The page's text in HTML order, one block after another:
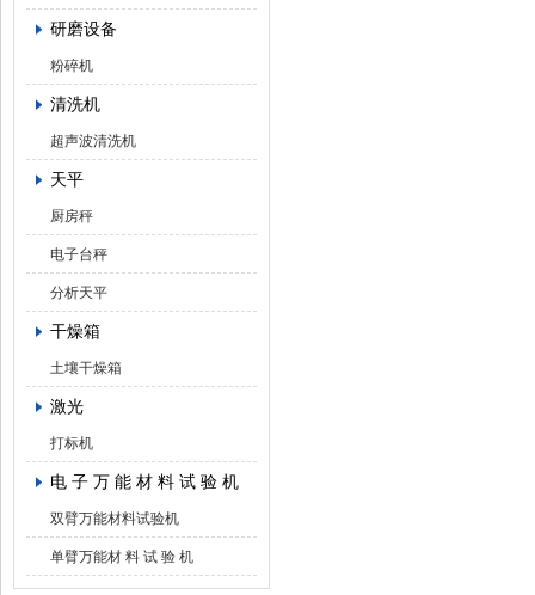
研磨设备
粉碎机
清洗机
超声波清洗机
天平
厨房秤
电子台秤
分析天平
干燥箱
土壤干燥箱
激光
打标机
电 子 万 能 材 料 试 验 机
双臂万能材料试验机
单臂万能材 料 试 验 机